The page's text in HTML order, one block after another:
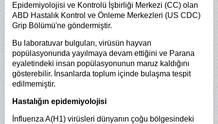
Epidemiyolojisi ve Kontrolü İşbirliği Merkezi (CC) olan
ABD Hastalık Kontrol ve Önleme Merkezleri (US CDC)
Grip Bölümü'ne göndermiştir.
Bu laboratuvar bulguları, virüsün hayvan
popülasyonunda yayılmaya devam ettiğini ve Parana
eyaletindeki insan popülasyonunun maruz kaldığını
gösterebilir. İnsanlarda toplum içinde bulaşma tespit
edilmemiştir.
Hastalığın epidemiyolojisi
İnfluenza A(H1) virüsleri dünyanın çoğu bölgesindeki